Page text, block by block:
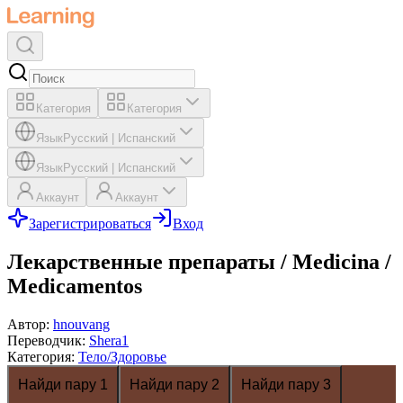
Категория Категория
ЯзыкРусский Испанский
ЯзыкРусский Испанский
Аккаунт Аккаунт
Зарегистрироваться Вход
Лекарственные препараты / Medicina /
Medicamentos
Автор: hnouvang
Переводчик: Shera1
Категория: Тело/Здоровье
Найди пару 1
Найди пару 2 Найди пару 3